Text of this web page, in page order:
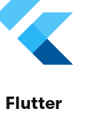
Flutter